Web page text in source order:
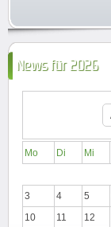
News für 2026
Mo Di Mi
3
4 5
10
11 12